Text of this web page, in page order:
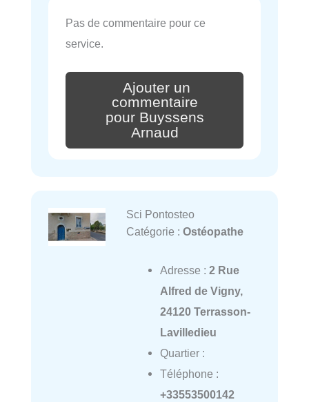
Pas de commentaire pour ce
service.
Ajouter un
commentaire
pour Buyssens
Arnaud
Sci Pontosteo
Catégorie : Ostéopathe
Adresse : 2 Rue
Alfred de Vigny,
24120 Terrasson-
Lavilledieu
Quartier :
Téléphone :
+33553500142